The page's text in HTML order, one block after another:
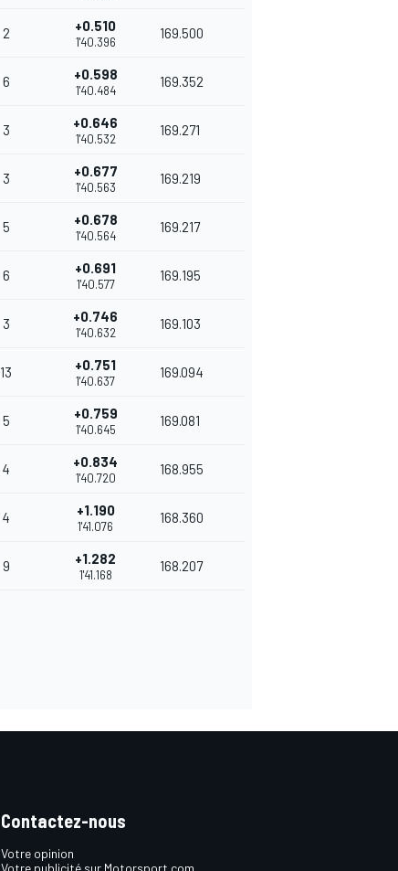
2 +0.510
1'40.396
169.500
6 +0.598
1'40.484
169.352
3 +0.646
1'40.532
169.271
3 +0.677
1'40.563
169.219
5 +0.678
1'40.564
169.217
6 +0.691
1'40.577
169.195
3 +0.746
1'40.632
169.103
13 +0.751
1'40.637
169.094
5 +0.759
1'40.645
169.081
4 +0.834
1'40.720
168.955
4 +1.190
1'41.076
168.360
9 +1.282
1'41.168
168.207
Contactez-nous
Votre opinion
Votre publicité sur Motorsport.com